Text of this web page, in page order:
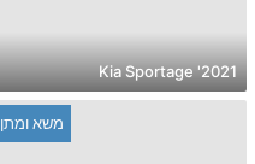
2021' Kia Sportage
משא ומתן